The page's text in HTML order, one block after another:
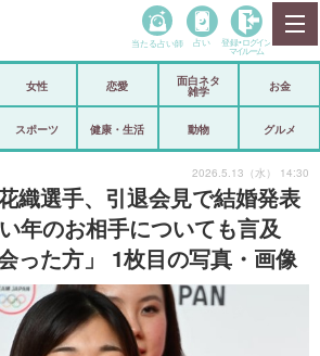
政治
スポーツ
ビックリ
アリ／ナシ
ショップ
当たる占い師 占い 登録• ログイン
マイルーム
女性 恋愛
面白ネタ
雑学
お金
スポーツ 健康・生活 動物 グルメ
織選手、引退会見で結婚発表
年のお相手についても言及
った方」 1枚目の写真・画像
2026.5.13（水） 14:30